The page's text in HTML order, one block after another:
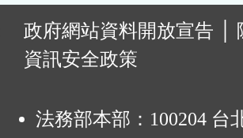
政府網站資料開放宣告
資訊安全政策
法務部本部：100204 台